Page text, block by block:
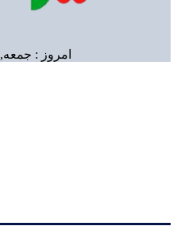
امروز : جمعه, ۱۶ مرداد , ۱۴۰۵ | ساعت : ۲۰:۵۴